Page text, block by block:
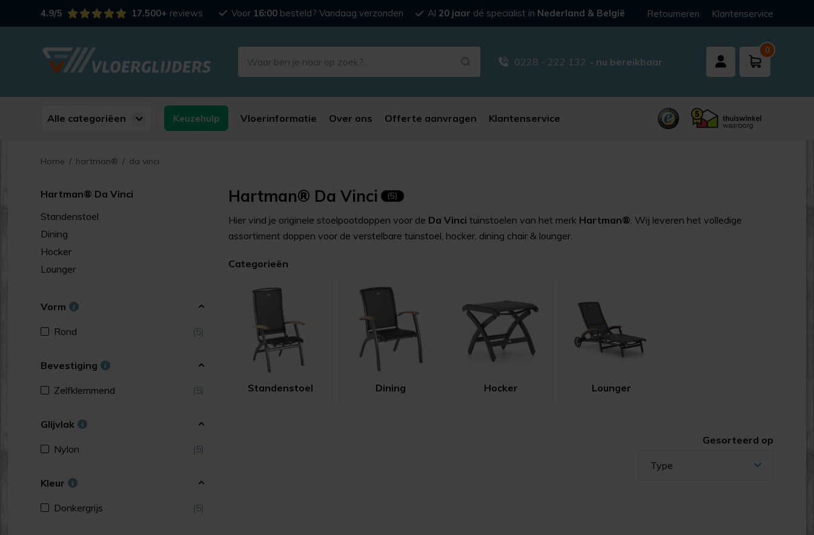
4.9/5 17.500+ reviews Voor 16:00besteld? Vandaag verzonden Al 20 jaar dé specialist in Nederland & België Retourneren Klantenservice
0228 - 222 132 - nu bereikbaar
0
Alle categoriëen Keuzehulp Vloerinformatie Over ons Offerte aanvragen Klantenservice
Home / hartman® / da vinci
Hartman® Da Vinci
Standenstoel
Dining
Hocker
Lounger
Vorm
Rond (5)
Bevestiging
Zelfklemmend (5)
Glijvlak
Nylon (5)
Kleur
Donkergrijs (5)
Hartman® Da Vinci (5)
Hier vind je originele stoelpootdoppen voor de Da Vinci tuinstoelen van het merk Hartman®. Wij leveren het volledige
assortiment doppen voor de verstelbare tuinstoel, hocker, dining chair & lounger.
Categorieën
Standenstoel Dining Hocker Lounger
Gesorteerd op
Type